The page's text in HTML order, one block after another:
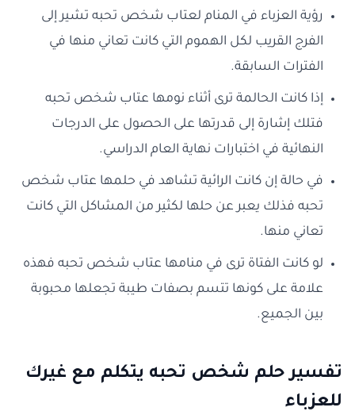
رؤية العزباء في المنام لعتاب شخص تحبه تشير إلى
الفرج القريب لكل الهموم التي كانت تعاني منها في
الفترات السابقة.
إذا كانت الحالمة ترى أثناء نومها عتاب شخص تحبه
فتلك إشارة إلى قدرتها على الحصول على الدرجات
النهائية في اختبارات نهاية العام الدراسي.
في حالة إن كانت الرائية تشاهد في حلمها عتاب شخص
تحبه فذلك يعبر عن حلها لكثير من المشاكل التي كانت
تعاني منها.
لو كانت الفتاة ترى في منامها عتاب شخص تحبه فهذه
علامة على كونها تتسم بصفات طيبة تجعلها محبوبة
بين الجميع.
تفسير حلم شخص تحبه يتكلم مع غيرك
للعزباء